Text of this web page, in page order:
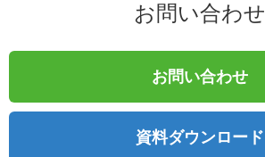
お問い合わせ
お問い合わせ
資料ダウンロード